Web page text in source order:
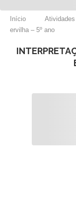
Início Atividades
ervilha – 5º ano